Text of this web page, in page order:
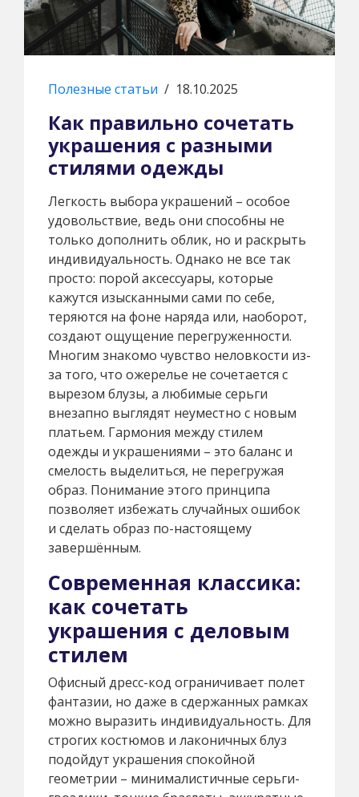
Полезные статьи / 18.10.2025
Как правильно сочетать
украшения с разными
стилями одежды
Легкость выбора украшений – особое
удовольствие, ведь они способны не
только дополнить облик, но и раскрыть
индивидуальность. Однако не все так
просто: порой аксессуары, которые
кажутся изысканными сами по себе,
теряются на фоне наряда или, наоборот,
создают ощущение перегруженности.
Многим знакомо чувство неловкости из-
за того, что ожерелье не сочетается с
вырезом блузы, а любимые серьги
внезапно выглядят неуместно с новым
платьем. Гармония между стилем
одежды и украшениями – это баланс и
смелость выделиться, не перегружая
образ. Понимание этого принципа
позволяет избежать случайных ошибок
и сделать образ по-настоящему
завершённым.
Современная классика:
как сочетать
украшения с деловым
стилем
Офисный дресс-код ограничивает полет
фантазии, но даже в сдержанных рамках
можно выразить индивидуальность. Для
строгих костюмов и лаконичных блуз
подойдут украшения спокойной
геометрии – минималистичные серьги-